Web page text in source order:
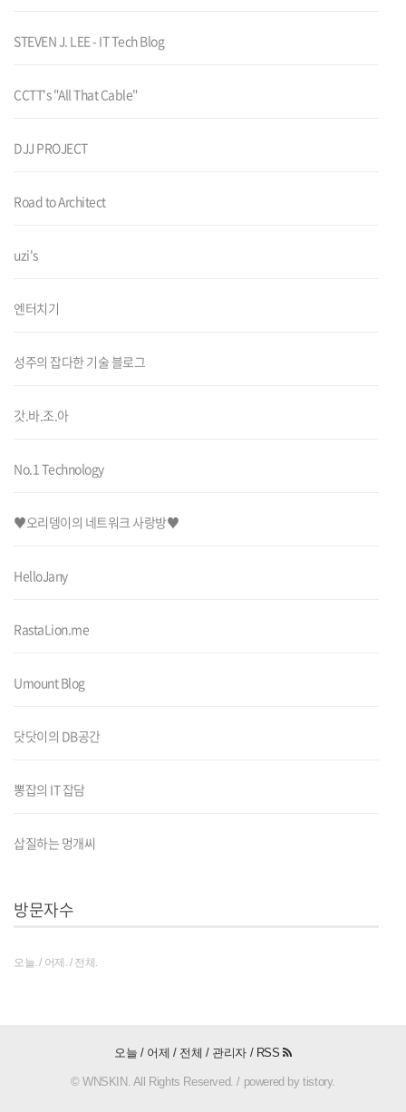
STEVEN J. LEE - IT Tech Blog
CCTT's "All That Cable"
DJJ PROJECT
Road to Architect
uzi's
엔터치기
성주의 잡다한 기술 블로그
갓.바.조.아
No.1 Technology
♥오리뎅이의 네트워크 사랑방♥
HelloJany
RastaLion.me
Umount Blog
닷닷이의 DB공간
뽕잡의 IT 잡담
삽질하는 멍개씨
방문자수
오늘. / 어제. / 전체.
오늘 / 어제 / 전체 / 관리자/ RSS
© WNSKIN. All Rights Reserved. / powered by tistory.